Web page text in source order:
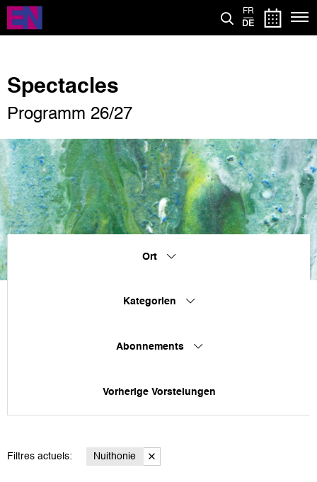
Direkt
zum
Inhalt
FR
DE
Spectacles
Programm 26/27
Ort
Kategorien
Abonnements
Vorherige Vorstelungen
Filtres actuels: Nuithonie